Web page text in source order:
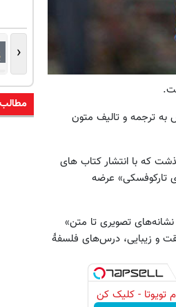
گرایش به ترجمه و تالیف متون
که با انتشار کتاب های
تارکوفسکی» عرضه
تصویری تا متن»
و زیبایی، درس‌های فلسفهٔ
تویوتا - کلیک کن
‹